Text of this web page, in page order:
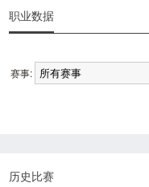
职业数据
赛事:
历史比赛